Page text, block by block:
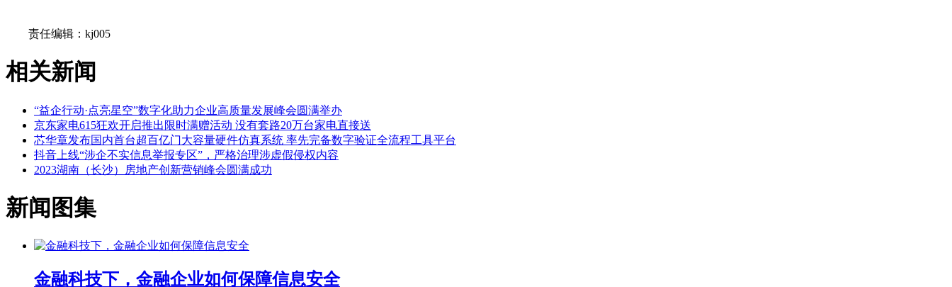
责任编辑：kj005
相关新闻
“益企行动·点亮星空”数字化助力企业高质量发展峰会圆满举办
京东家电615狂欢开启推出限时满赠活动 没有套路20万台家电直接送
芯华章发布国内首台超百亿门大容量硬件仿真系统 率先完备数字验证全流程工具平台
抖音上线“涉企不实信息举报专区”，严格治理涉虚假侵权内容
2023湖南（长沙）房地产创新营销峰会圆满成功
新闻图集
金融科技下，金融企业如何保障信息安全